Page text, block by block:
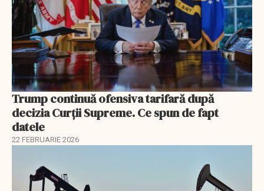
Trump continuă ofensiva tarifară după
decizia Curții Supreme. Ce spun de fapt
datele
22 FEBRUARIE 2026